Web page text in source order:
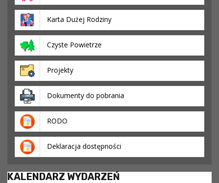
Karta Dużej Rodziny
Czyste Powietrze
Projekty
Dokumenty do pobrania
RODO
Deklaracja dostępności
KALENDARZ WYDARZEŃ